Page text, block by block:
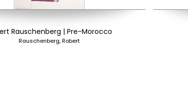
Rauschenberg | Pre-Morocco
Rauschenberg, Robert